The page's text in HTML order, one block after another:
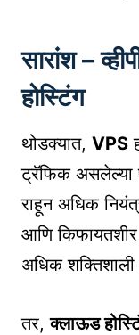
सारांश –
होस्टिंग
थोडक्यात, VPS
ट्रॅफिक असलेल्या
राहून अधिक
आणि किफायतशीर
अधिक
तर,क्लाऊड